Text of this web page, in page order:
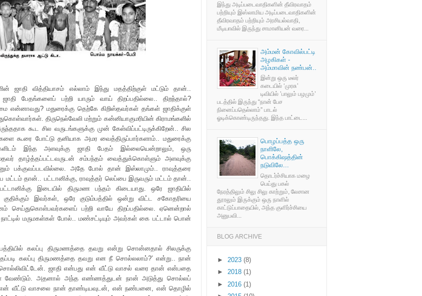
ஜாதி வித்தியாசம் எல்லாம் இந்து மதத்திற்குள் மட்டும் தான்..
ஜாதி பேதங்களைப் பற்றி யாரும் வாய் திறப்பதில்லை.. திறந்தால்?
என்னாவது? மதுரைக்கு தெற்கே கிறிஸ்தவர்கள் தங்கள் ஜாதிக்குள்
திருநெல்வேலி மற்றும் கன்னியாகுமரியின் கிராமங்களில்
கூட சில வருடங்களுக்கு முன் கேள்விப்பட்டிருக்கிறேன்.. சில
கூரை போட்டு தனியாக அமர வைத்திருப்பார்களாம்.. மதுரைக்கு
இந்த அளவுக்கு ஜாதி பேதம் இல்லையென்றாலும், ஒரு
தாழ்த்தப்பட்டவருடன் சம்பந்தம் வைத்துக்கொள்ளும் அளவுக்கு
பக்குவப்படவில்லை. அதே போல் தான் இஸ்லாமும்.. ராவுத்தரை
தான்.. பட்டானிக்கு, ராவுத்தர் லெப்பை இருவரும் மட்டம் தான்..
இடையில் திருமண பந்தம் கிடையாது. ஒரே ஜாதியில்
இவர்கள், ஒரே குடும்பத்தில் ஒன்று விட்ட சகோதரியை
செய்துகொள்பவர்களைப் பற்றி வாயே திறப்பதில்லை. ஏனென்றால்
நாட்டில் மருமகள்கள் போல்.. மண்சட்டியும் அவர்கள் கை பட்டால் பொன்
கலப்பு திருமணத்தை தவறு என்று சொன்னதால் சிலருக்கு
கலப்பு திருமணத்தை தவறு என நீ சொல்லலாம்?’ என்று.. நான்
ஜாதி என்பது என் வீட்டு வாசல் வரை தான் என்பதை
வேண்டும். அதனால் அந்த எண்ணத்துடன் நான் அடுத்து சொல்லப்
என் வீட்டு வாசலை நான் தாண்டியவுடன், என் நண்பனை, என் தொழில்
இந்து அடிப்படைவாதிகளின் தீவிரவாதம்
பற்றியும் இஸ்லாமிய அடிப்படைவாதிகளின்
தீவிரவாதம் பற்றியும் அரசியல்வாதி,
மீடியாவில் இருந்து சாமானியன் வரை...
அம்மன் கோவில்பட்டி
அழகிகள் -
அம்மாவின் நண்பன்..
இன்று ஒரு டீலர்
கடையில் ‘முரசு’
டிவியில் ’பாலும் பழமும்’
படத்தில் இருந்து “நான் பேச
நினைப்பதெல்லாம்” பாடல்
ஓடிக்கொண்டிருந்தது. இந்த பாட்டை...
பொழப்பத்த ஒரு
நாளிலே,
பொக்கிஷத்தின்
நடுவிலே...
தொடர்ச்சியாக மழை
பெய்து பகல்
நேரத்திலும் சிலு சிலு காற்றும், லேசான
தூரலும் இருக்கும் ஒரு நாளில்
காட்டுப்பாதையில், அந்த குளிர்ச்சியை
அனுபவி...
BLOG ARCHIVE
► 2023 (8)
► 2018 (1)
► 2016 (1)